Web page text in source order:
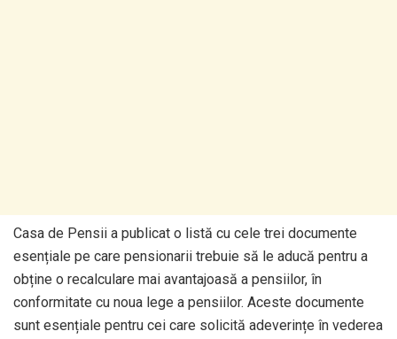
Casa de Pensii a publicat o listă cu cele trei documente
esențiale pe care pensionarii trebuie să le aducă pentru a
obține o recalculare mai avantajoasă a pensiilor, în
conformitate cu noua lege a pensiilor. Aceste documente
sunt esențiale pentru cei care solicită adeverințe în vederea